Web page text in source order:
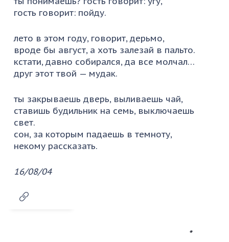
гость говорит: пойду.
лето в этом году, говорит, дерьмо,
вроде бы август, а хоть залезай в пальто.
кстати, давно собирался, да все молчал…
друг этот твой — мудак.
ты закрываешь дверь, выливаешь чай,
ставишь будильник на семь, выключаешь
свет.
сон, за которым падаешь в темноту,
некому рассказать.
16/08/04
*